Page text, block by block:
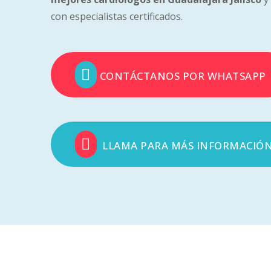
con especialistas certificados.
CONTÁCTANOS POR WHATSAPP
LLAMA PARA MÁS